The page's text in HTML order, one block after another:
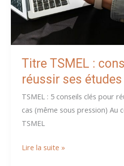
« augmentée »
Titre TSMEL :
réussir ses
TSMEL : 5 conseils clés pour
cas (même sous pression) Au
TSMEL
Titre
Lire la suite »